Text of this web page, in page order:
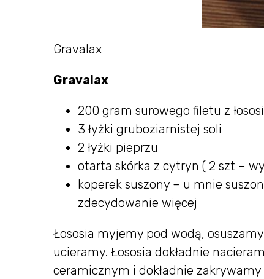
Gravalax
Gravalax
200 gram surowego filetu z
3 łyżki gruboziarnistej soli
2 łyżki pieprzu
otarta skórka z cytryn ( 2 szt –
koperek suszony – u mnie
zdecydowanie więcej
Łososia myjemy pod wodą,
ucieramy. Łososia dokładnie
ceramicznym i dokładnie